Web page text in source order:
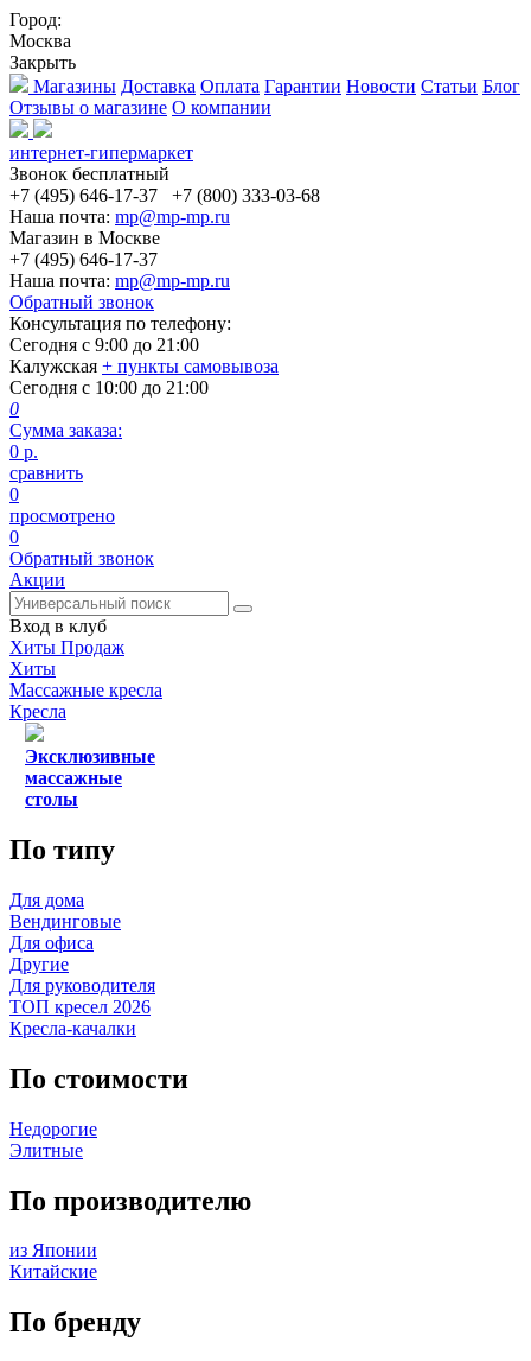
Город:
Москва
Закрыть
Магазины Доставка Оплата Гарантии Новости Статьи Блог
Отзывы о магазине О компании
интернет-гипермаркет
Звонок бесплатный
+7 (495) 646-17-37
+7 (800) 333-03-68
Наша почта: mp@mp-mp.ru
Магазин в Москве
+7 (495) 646-17-37
Наша почта: mp@mp-mp.ru
Обратный звонок
Консультация по телефону:
Сегодня с 9:00 до 21:00
Калужская + пункты самовывоза
Сегодня с 10:00 до 21:00
0
Сумма заказа:
0 р.
сравнить
0
просмотрено
0
Обратный звонок
Акции
Вход в клуб
Хиты Продаж
Хиты
Массажные кресла
Кресла
Эксклюзивные
массажные
столы
По типу
Для дома
Вендинговые
Для офиса
Другие
Для руководителя
ТОП кресел 2026
Кресла-качалки
По стоимости
Недорогие
Элитные
По производителю
из Японии
Китайские
По бренду